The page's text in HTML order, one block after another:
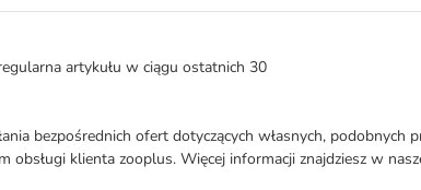
artykułu w ciągu ostatnich 30
bezpośrednich ofert dotyczących własnych,
obsługi klienta zooplus. Więcej informacji znajdziesz w